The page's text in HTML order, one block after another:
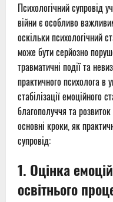
Психологічний супровід
війни є особливо
оскільки психологічний
може бути серйозно
травматичні події та
практичного психолога в
стабілізації емоційного
благополуччя та
основні кроки, як
супровід:
1. Оцінка
освітнього